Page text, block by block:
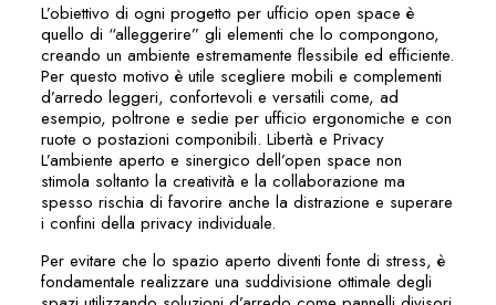
L’obiettivo di ogni progetto per ufficio open space è
quello di “alleggerire” gli elementi che lo compongono,
creando un ambiente estremamente flessibile ed efficiente.
Per questo motivo è utile scegliere mobili e complementi
d’arredo leggeri, confortevoli e versatili come, ad
esempio, poltrone e sedie per ufficio ergonomiche e con
ruote o postazioni componibili. Libertà e Privacy
L’ambiente aperto e sinergico dell’open space non
stimola soltanto la creatività e la collaborazione ma
spesso rischia di favorire anche la distrazione e superare
i confini della privacy individuale.
Per evitare che lo spazio aperto diventi fonte di stress, è
fondamentale realizzare una suddivisione ottimale degli